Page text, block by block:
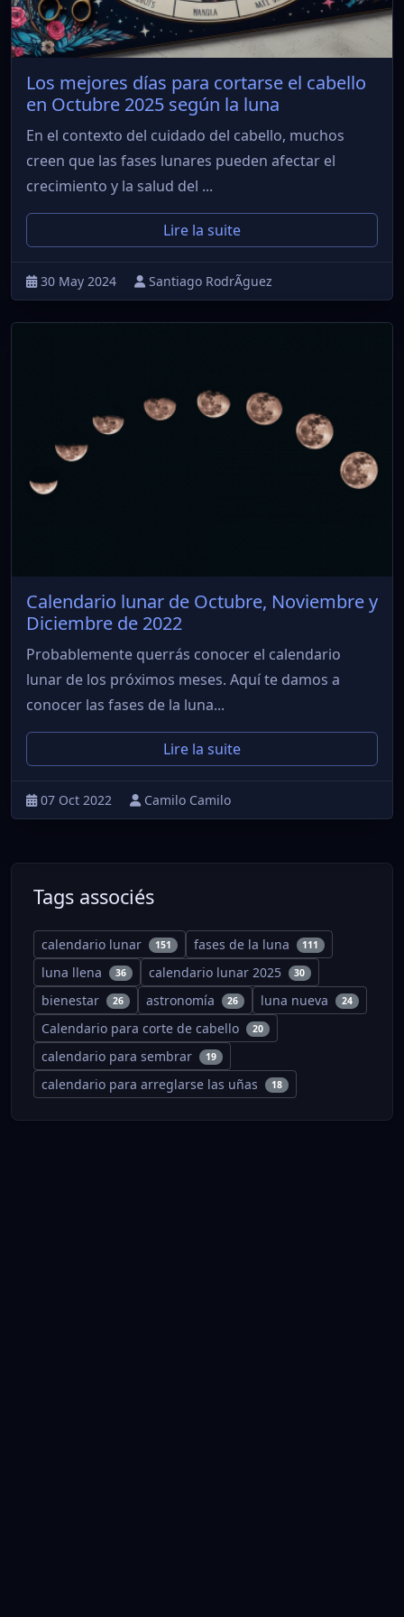
Los mejores días para cortarse el cabello
en Octubre 2025 según la luna
En el contexto del cuidado del cabello, muchos
creen que las fases lunares pueden afectar el
crecimiento y la salud del ...
Lire la suite
30 May 2024 Santiago RodrÃ­guez
Calendario lunar de Octubre, Noviembre y
Diciembre de 2022
Probablemente querrás conocer el calendario
lunar de los próximos meses. Aquí te damos a
conocer las fases de la luna...
Lire la suite
07 Oct 2022 Camilo Camilo
Tags associés
calendario lunar 151 fases de la luna 111
luna llena 36 calendario lunar 2025 30
bienestar 26 astronomía 26 luna nueva 24
Calendario para corte de cabello 20
calendario para sembrar 19
calendario para arreglarse las uñas 18